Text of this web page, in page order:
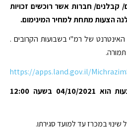
קבלנים/ חברות אשר רוכשים זכויות
הצעות מתחת למחיר המינימום.
של רמ"י בשבועות הקרובים .
תמורה.
https://apps.land.gov.il/
המועד האחרון להגשת הצעות הוא 04/10/2021 בשעה 12:00
במכרז עד למועד סגירתו.